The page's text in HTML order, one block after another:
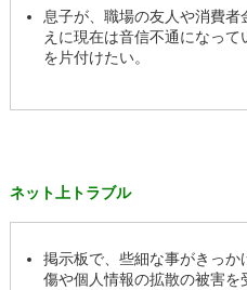
息子が、職場の友人や消費者
えに現在は音信不通になっ
を片付けたい。
ネット上トラブル
掲示板で、些細な事がきっか
傷や個人情報の拡散の被害